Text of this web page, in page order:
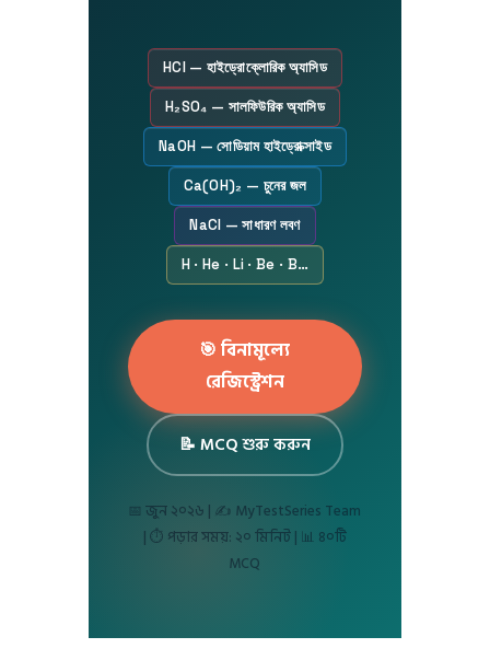
HCl — হাইড্রোক্লোরিক অ্যাসিড
H₂SO₄ — সালফিউরিক অ্যাসিড
NaOH — সোডিয়াম হাইড্রোক্সাইড
Ca(OH)₂ — চুনের জল
NaCl — সাধারণ লবণ
H · He · Li · Be · B…
🎯 বিনামূল্যে
রেজিস্ট্রেশন
📝 MCQ শুরু করুন
📅 জুন ২০২৬ | ✍️ MyTestSeries Team
| ⏱️ পড়ার সময়: ২০ মিনিট | 📊 ৪০টি
MCQ